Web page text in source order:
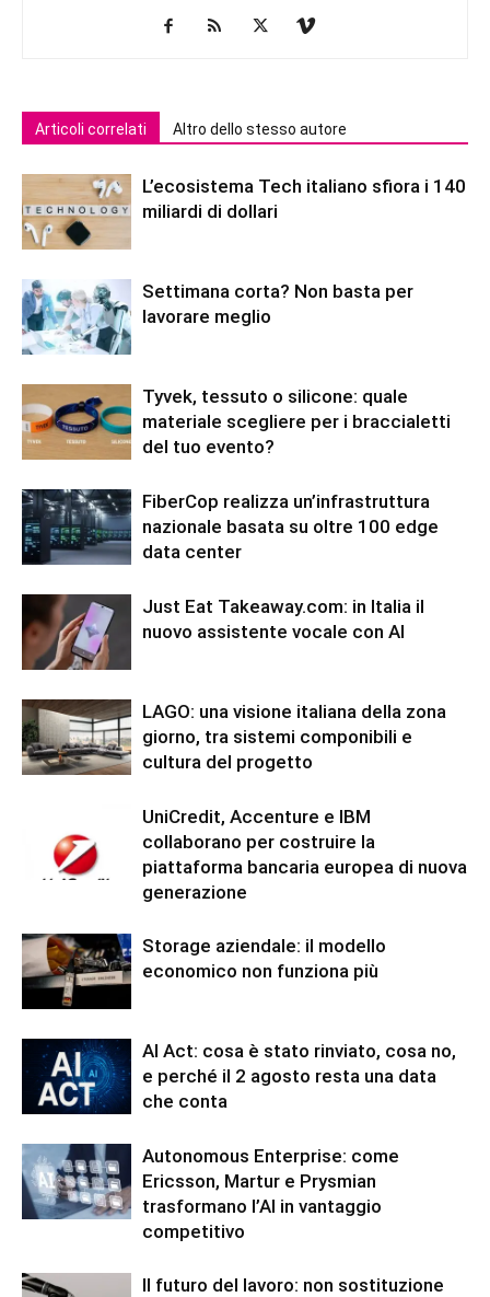
Articoli correlati Altro dello stesso autore
L’ecosistema Tech italiano sfiora i 140
miliardi di dollari
Settimana corta? Non basta per
lavorare meglio
Tyvek, tessuto o silicone: quale
materiale scegliere per i braccialetti
del tuo evento?
FiberCop realizza un’infrastruttura
nazionale basata su oltre 100 edge
data center
Just Eat Takeaway.com: in Italia il
nuovo assistente vocale con AI
LAGO: una visione italiana della zona
giorno, tra sistemi componibili e
cultura del progetto
UniCredit, Accenture e IBM
collaborano per costruire la
piattaforma bancaria europea di nuova
generazione
Storage aziendale: il modello
economico non funziona più
AI Act: cosa è stato rinviato, cosa no,
e perché il 2 agosto resta una data
che conta
Autonomous Enterprise: come
Ericsson, Martur e Prysmian
trasformano l’AI in vantaggio
competitivo
Il futuro del lavoro: non sostituzione